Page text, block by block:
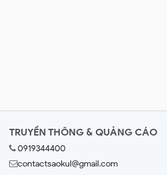
TRUYỀN THÔNG & QUẢNG CÁO
0919344400
contactsaokul@gmail.com